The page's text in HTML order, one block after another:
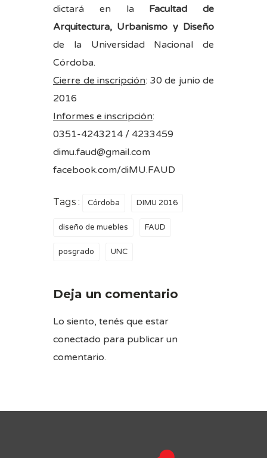
dictará en la Facultad de
Arquitectura, Urbanismo y Diseño
de la Universidad Nacional de
Córdoba.
Cierre de inscripción: 30 de junio de
2016
Informes e inscripción:
0351-4243214 / 4233459
dimu.faud@gmail.com
facebook.com/diMU.FAUD
Tags : Córdoba DIMU 2016
diseño de muebles FAUD
posgrado UNC
Deja un comentario
Lo siento, tenés que estar
conectado para publicar un
comentario.